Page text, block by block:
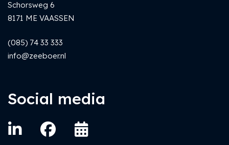
Schorsweg 6
8171 ME VAASSEN
(085) 74 33 333
info@zeeboer.nl
Social media